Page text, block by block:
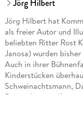
Jörg Hilbert
Jörg Hilbert hat
als freier Autor und
beliebten Ritter Rost
Janosa) wurden
Auch in ihrer
Kinderstücken
Schweinachtsmann,
Pappenheimer, Karo